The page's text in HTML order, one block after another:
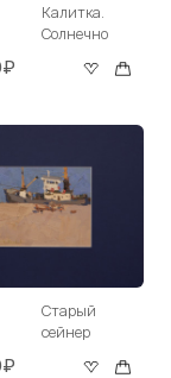
Калитка.
Солнечно
Старый
сейнер